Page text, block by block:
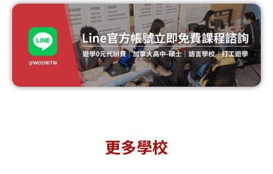
更多學校
Balmoral